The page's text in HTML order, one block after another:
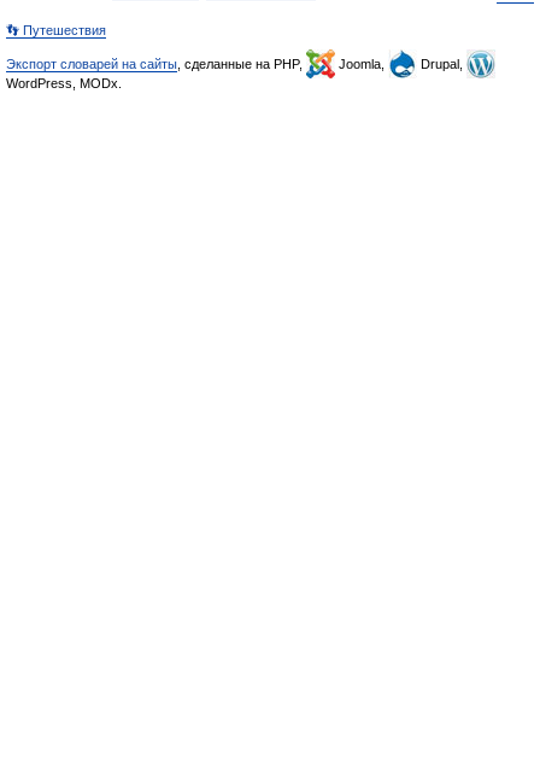
👣 Путешествия
Экспорт словарей на сайты , сделанные на PHP, Joomla,
Drupal,
WordPress, MODx.